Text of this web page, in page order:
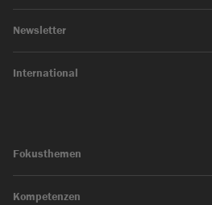
Newsletter
International
Fokusthemen
Kompetenzen